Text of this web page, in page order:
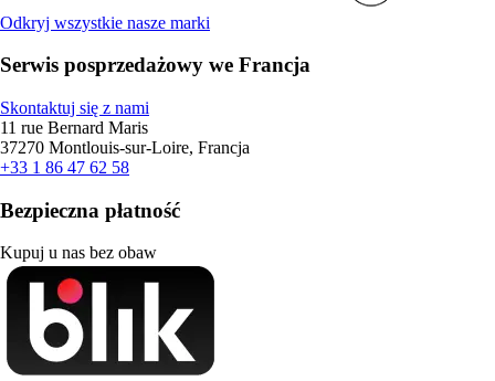
Odkryj wszystkie nasze marki
Serwis posprzedażowy we Francja
Skontaktuj się z nami
11 rue Bernard Maris
37270 Montlouis-sur-Loire, Francja
+33 1 86 47 62 58
Bezpieczna płatność
Kupuj u nas bez obaw